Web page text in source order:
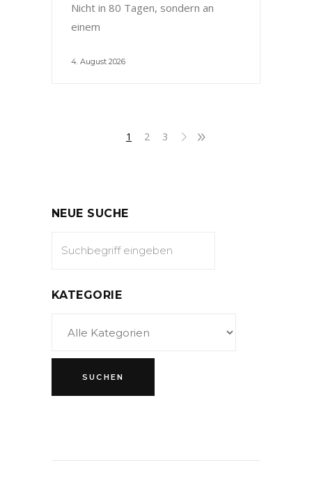
Nicht in 80 Tagen, sondern an
einem
4. August 2026
1 2 3
NEUE SUCHE
KATEGORIE